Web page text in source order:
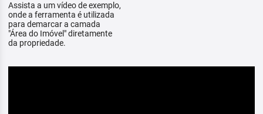
Assista a um vídeo de exemplo,
onde a ferramenta é utilizada
para demarcar a camada
"Área do Imóvel" diretamente
da propriedade.